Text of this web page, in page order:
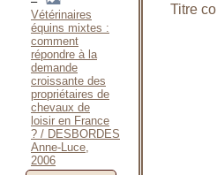
Vétérinaires
équins mixtes :
comment
répondre à la
demande
croissante des
propriétaires de
chevaux de
loisir en France
? / DESBORDES
Anne-Luce,
2006
Titre